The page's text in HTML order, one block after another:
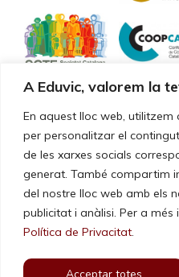
A Eduvic, valorem la
En aquest lloc web, utilitzem
per personalitzar el
de les xarxes socials
generat. També compartim
del nostre lloc web amb els
publicitat i anàlisi. Per a
Política de Privacitat
Acceptar totes
Certificacions de
Els nostres serveis i la gestió
UNE-EN ISO 9001:2015